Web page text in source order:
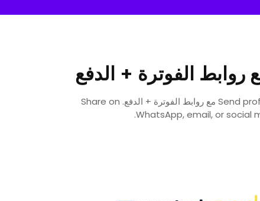
روابط الفوترة + الدفع
Send professional invoices and get paid instantly مع روابط الفوترة + الدفع. Share on
WhatsApp, email, or social